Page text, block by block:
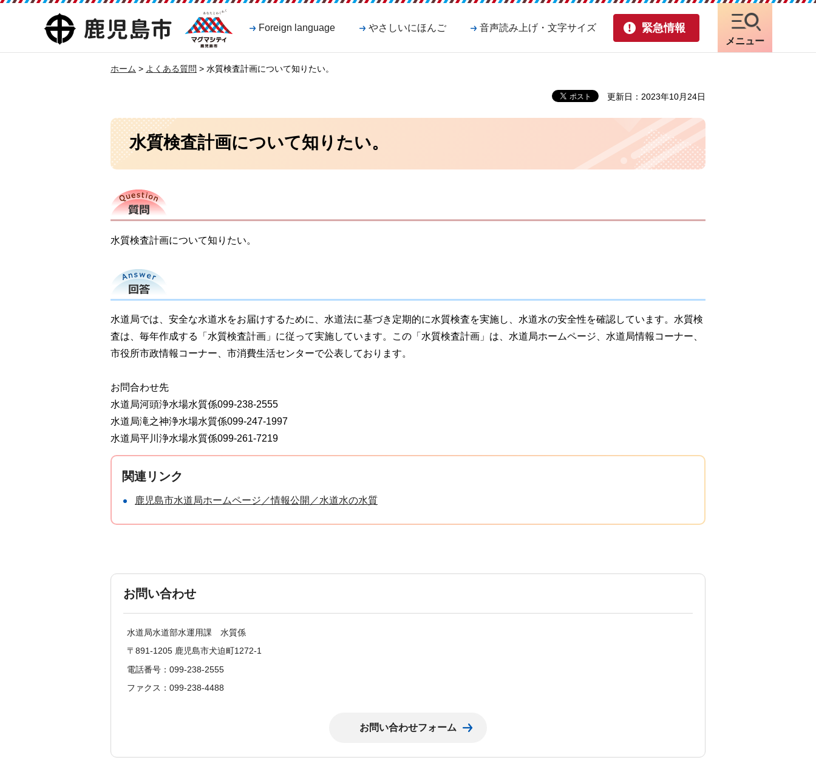
鹿児島市
マグマシティ
鹿児島市
Foreign language やさしいにほんご 音声読み上げ・文字サイズ 緊急情報
メニュー
ホーム > よくある質問 > 水質検査計画について知りたい。
更新日：2023年10月24日
水質検査計画について知りたい。
質問
水質検査計画について知りたい。
回答
水道局では、安全な水道水をお届けするために、水道法に基づき定期的に水質検査を実施し、水道水の安全性を確認しています。水質検
査は、毎年作成する「水質検査計画」に従って実施しています。この「水質検査計画」は、水道局ホームページ、水道局情報コーナー、
市役所市政情報コーナー、市消費生活センターで公表しております。
お問合わせ先
水道局河頭浄水場水質係099-238-2555
水道局滝之神浄水場水質係099-247-1997
水道局平川浄水場水質係099-261-7219
関連リンク
鹿児島市水道局ホームページ／情報公開／水道水の水質
お問い合わせ
水道局水道部水運用課 水質係
〒891-1205 鹿児島市犬迫町1272-1
電話番号：099-238-2555
ファクス：099-238-4488